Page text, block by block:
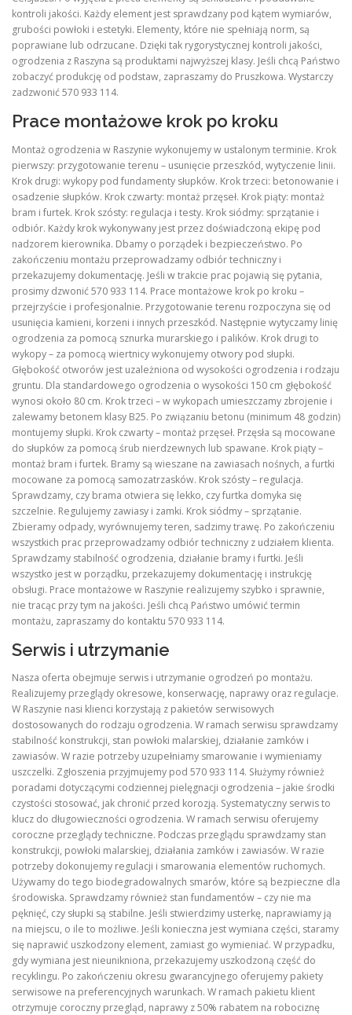
kontroli jakości. Każdy element jest sprawdzany pod kątem wymiarów,
grubości powłoki i estetyki. Elementy, które nie spełniają norm, są
poprawiane lub odrzucane. Dzięki tak rygorystycznej kontroli jakości,
ogrodzenia z Raszyna są produktami najwyższej klasy. Jeśli chcą Państwo
zobaczyć produkcję od podstaw, zapraszamy do Pruszkowa. Wystarczy
zadzwonić 570 933 114.
Prace montażowe krok po kroku
Montaż ogrodzenia w Raszynie wykonujemy w ustalonym terminie. Krok
pierwszy: przygotowanie terenu – usunięcie przeszkód, wytyczenie linii.
Krok drugi: wykopy pod fundamenty słupków. Krok trzeci: betonowanie i
osadzenie słupków. Krok czwarty: montaż przęseł. Krok piąty: montaż
bram i furtek. Krok szósty: regulacja i testy. Krok siódmy: sprzątanie i
odbiór. Każdy krok wykonywany jest przez doświadczoną ekipę pod
nadzorem kierownika. Dbamy o porządek i bezpieczeństwo. Po
zakończeniu montażu przeprowadzamy odbiór techniczny i
przekazujemy dokumentację. Jeśli w trakcie prac pojawią się pytania,
prosimy dzwonić 570 933 114. Prace montażowe krok po kroku –
przejrzyście i profesjonalnie. Przygotowanie terenu rozpoczyna się od
usunięcia kamieni, korzeni i innych przeszkód. Następnie wytyczamy linię
ogrodzenia za pomocą sznurka murarskiego i palików. Krok drugi to
wykopy – za pomocą wiertnicy wykonujemy otwory pod słupki.
Głębokość otworów jest uzależniona od wysokości ogrodzenia i rodzaju
gruntu. Dla standardowego ogrodzenia o wysokości 150 cm głębokość
wynosi około 80 cm. Krok trzeci – w wykopach umieszczamy zbrojenie i
zalewamy betonem klasy B25. Po związaniu betonu (minimum 48 godzin)
montujemy słupki. Krok czwarty – montaż przęseł. Przęsła są mocowane
do słupków za pomocą śrub nierdzewnych lub spawane. Krok piąty –
montaż bram i furtek. Bramy są wieszane na zawiasach nośnych, a furtki
mocowane za pomocą samozatrzasków. Krok szósty – regulacja.
Sprawdzamy, czy brama otwiera się lekko, czy furtka domyka się
szczelnie. Regulujemy zawiasy i zamki. Krok siódmy – sprzątanie.
Zbieramy odpady, wyrównujemy teren, sadzimy trawę. Po zakończeniu
wszystkich prac przeprowadzamy odbiór techniczny z udziałem klienta.
Sprawdzamy stabilność ogrodzenia, działanie bramy i furtki. Jeśli
wszystko jest w porządku, przekazujemy dokumentację i instrukcję
obsługi. Prace montażowe w Raszynie realizujemy szybko i sprawnie,
nie tracąc przy tym na jakości. Jeśli chcą Państwo umówić termin
montażu, zapraszamy do kontaktu 570 933 114.
Serwis i utrzymanie
Nasza oferta obejmuje serwis i utrzymanie ogrodzeń po montażu.
Realizujemy przeglądy okresowe, konserwację, naprawy oraz regulacje.
W Raszynie nasi klienci korzystają z pakietów serwisowych
dostosowanych do rodzaju ogrodzenia. W ramach serwisu sprawdzamy
stabilność konstrukcji, stan powłoki malarskiej, działanie zamków i
zawiasów. W razie potrzeby uzupełniamy smarowanie i wymieniamy
uszczelki. Zgłoszenia przyjmujemy pod 570 933 114. Służymy również
poradami dotyczącymi codziennej pielęgnacji ogrodzenia – jakie środki
czystości stosować, jak chronić przed korozją. Systematyczny serwis to
klucz do długowieczności ogrodzenia. W ramach serwisu oferujemy
coroczne przeglądy techniczne. Podczas przeglądu sprawdzamy stan
konstrukcji, powłoki malarskiej, działania zamków i zawiasów. W razie
potrzeby dokonujemy regulacji i smarowania elementów ruchomych.
Używamy do tego biodegradowalnych smarów, które są bezpieczne dla
środowiska. Sprawdzamy również stan fundamentów – czy nie ma
pęknięć, czy słupki są stabilne. Jeśli stwierdzimy usterkę, naprawiamy ją
na miejscu, o ile to możliwe. Jeśli konieczna jest wymiana części, staramy
się naprawić uszkodzony element, zamiast go wymieniać. W przypadku,
gdy wymiana jest nieunikniona, przekazujemy uszkodzoną część do
recyklingu. Po zakończeniu okresu gwarancyjnego oferujemy pakiety
serwisowe na preferencyjnych warunkach. W ramach pakietu klient
otrzymuje coroczny przegląd, naprawy z 50% rabatem na robociznę